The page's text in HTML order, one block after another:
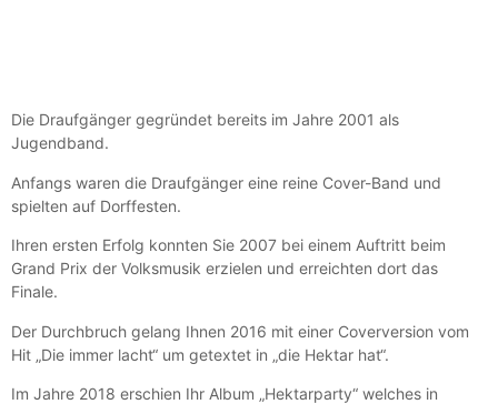
Die Draufgänger gegründet bereits im Jahre 2001 als
Jugendband.
Anfangs waren die Draufgänger eine reine Cover-Band und
spielten auf Dorffesten.
Ihren ersten Erfolg konnten Sie 2007 bei einem Auftritt beim
Grand Prix der Volksmusik erzielen und erreichten dort das
Finale.
Der Durchbruch gelang Ihnen 2016 mit einer Coverversion vom
Hit „Die immer lacht“ um getextet in „die Hektar hat“.
Im Jahre 2018 erschien Ihr Album „Hektarparty“ welches in